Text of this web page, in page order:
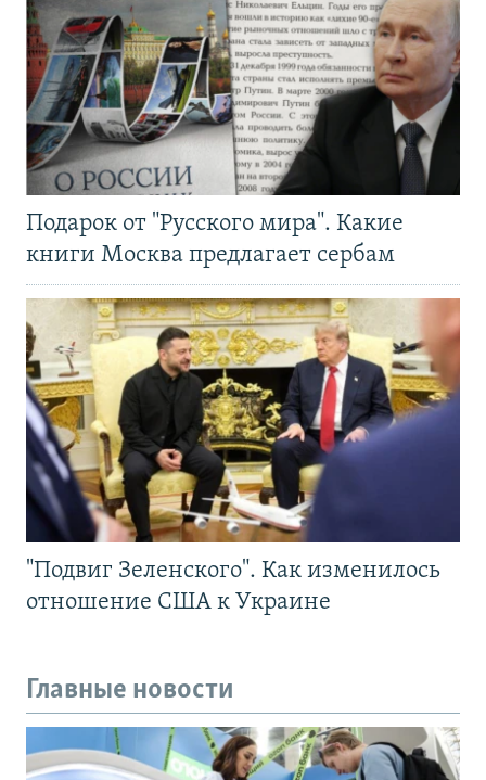
Подарок от "Русского мира". Какие
книги Москва предлагает сербам
"Подвиг Зеленского". Как изменилось
отношение США к Украине
Главные новости